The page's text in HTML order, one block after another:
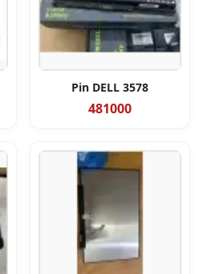
Pin DELL 3578
481000